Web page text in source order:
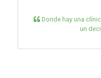
Donde hay una
un